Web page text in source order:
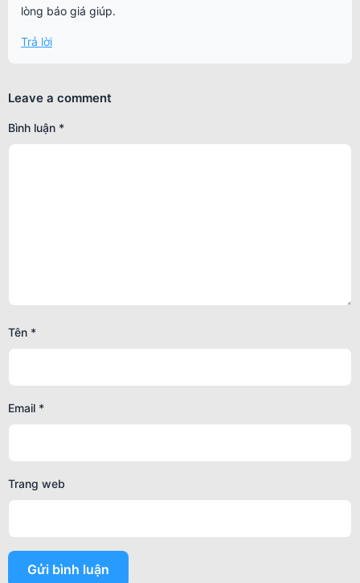
lòng báo giá giúp.
Trả lời
Leave a comment
Bình luận *
Tên *
Email *
Trang web